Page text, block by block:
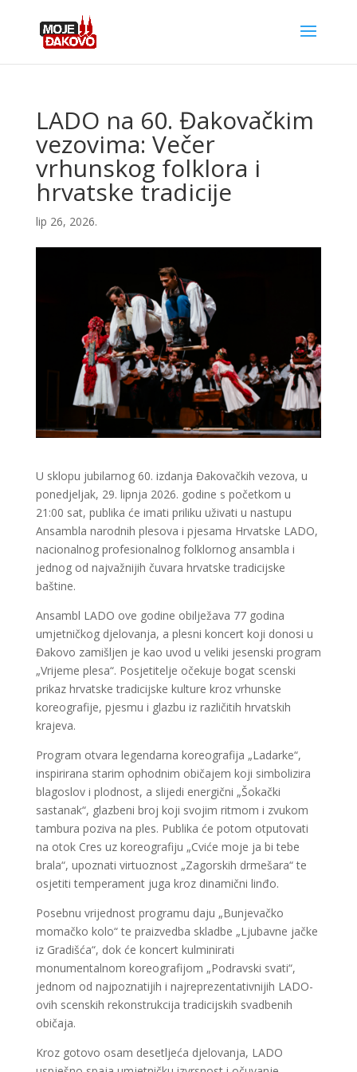
LADO na 60. Đakovačkim
vezovima: Večer
vrhunskog folklora i
hrvatske tradicije
lip 26, 2026.
U sklopu jubilarnog 60. izdanja Đakovačkih vezova, u
ponedjeljak, 29. lipnja 2026. godine s početkom u
21:00 sat, publika će imati priliku uživati u nastupu
Ansambla narodnih plesova i pjesama Hrvatske LADO,
nacionalnog profesionalnog folklornog ansambla i
jednog od najvažnijih čuvara hrvatske tradicijske
baštine.
Ansambl LADO ove godine obilježava 77 godina
umjetničkog djelovanja, a plesni koncert koji donosi u
Đakovo zamišljen je kao uvod u veliki jesenski program
„Vrijeme plesa“. Posjetitelje očekuje bogat scenski
prikaz hrvatske tradicijske kulture kroz vrhunske
koreografije, pjesmu i glazbu iz različitih hrvatskih
krajeva.
Program otvara legendarna koreografija „Ladarke“,
inspirirana starim ophodnim običajem koji simbolizira
blagoslov i plodnost, a slijedi energični „Šokački
sastanak“, glazbeni broj koji svojim ritmom i zvukom
tambura poziva na ples. Publika će potom otputovati
na otok Cres uz koreografiju „Cviće moje ja bi tebe
brala“, upoznati virtuoznost „Zagorskih drmešara“ te
osjetiti temperament juga kroz dinamični linđo.
Posebnu vrijednost programu daju „Bunjevačko
momačko kolo“ te praizvedba skladbe „Ljubavne jačke
iz Gradišća“, dok će koncert kulminirati
monumentalnom koreografijom „Podravski svati“,
jednom od najpoznatijih i najreprezentativnijih LADO-
ovih scenskih rekonstrukcija tradicijskih svadbenih
običaja.
Kroz gotovo osam desetljeća djelovanja, LADO